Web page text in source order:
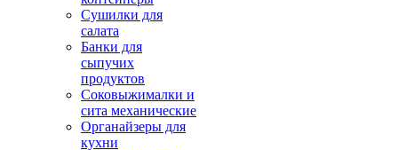
Сушилки для
салата
Банки для
сыпучих
продуктов
Соковыжималки и
сита механические
Органайзеры для
кухни